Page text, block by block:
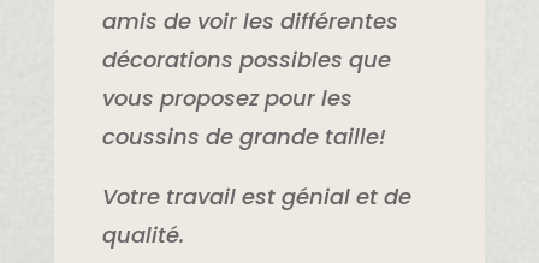
amis de voir les différentes
décorations possibles que
vous proposez pour les
coussins de grande taille!
Votre travail est génial et de
qualité.